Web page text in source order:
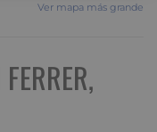
Ver mapa más grande